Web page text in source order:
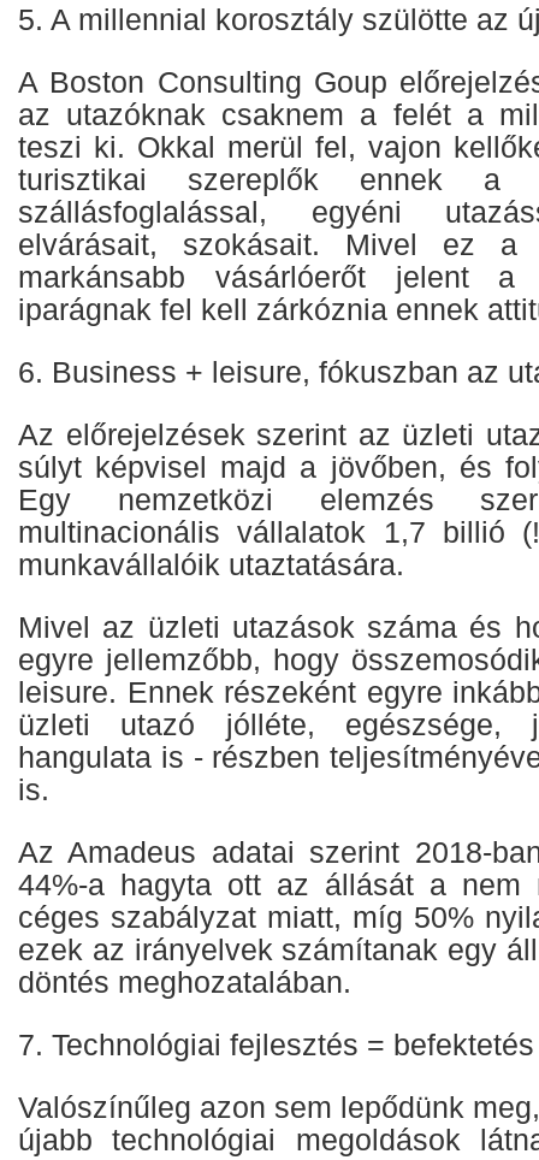
5. A millennial korosztály szülötte az
A Boston Consulting Goup
az utazóknak csaknem a felét a
teszi ki. Okkal merül fel, vajon
turisztikai szereplők ennek a
szállásfoglalással, egyéni
elvárásait, szokásait. Mivel ez a
markánsabb vásárlóerőt jelent a
iparágnak fel kell zárkóznia ennek
6. Business + leisure, fókuszban az
Az előrejelzések szerint az üzleti
súlyt képvisel majd a jövőben, és
Egy nemzetközi elemzés
multinacionális vállalatok 1,7 billió
munkavállalóik utaztatására.
Mivel az üzleti utazások száma és
egyre jellemzőbb, hogy
leisure. Ennek részeként egyre
üzleti utazó jólléte, egészsége,
hangulata is - részben
is.
Az Amadeus adatai szerint 2018-
44%-a hagyta ott az állását a nem
céges szabályzat miatt, míg 50%
ezek az irányelvek számítanak egy
döntés meghozatalában.
7. Technológiai fejlesztés =
Valószínűleg azon sem lepődünk
újabb technológiai megoldások